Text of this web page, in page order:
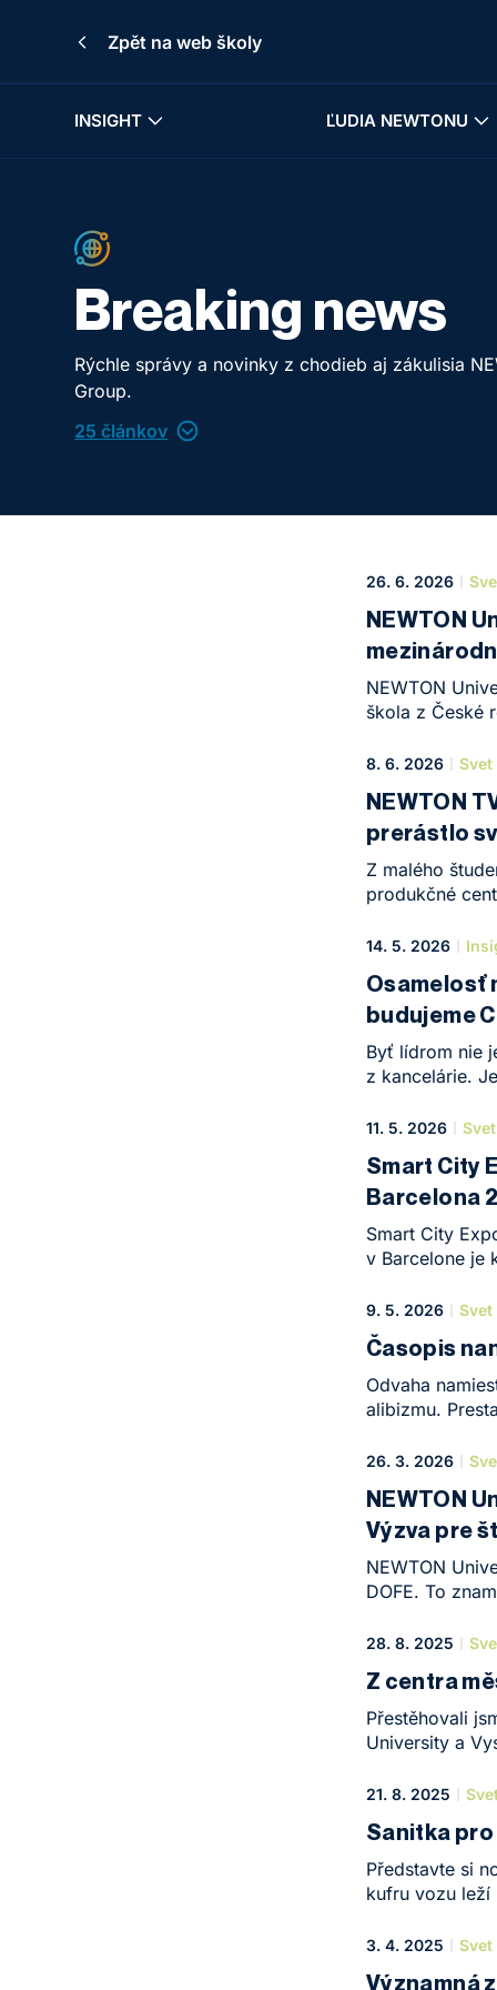
Zpět na web školy
INSIGHT ĽUDIA NEWTONU
Breaking news
Rýchle správy a novinky z chodieb aj zákulisia
Group.
25 článkov
26. 6. 2026
NEWTON
NEWTON
škola z České
Impact Ratings
školy. „Zařadili
nejen deklarují,
studentům,
mezinárodně
8. 6. 2026 Svet
NEWTON
prerástlo
Z malého
produkčné
špičková
moderné
audiovizuálnej
YouTube
14. 5. 2026
Osamelosť
budujeme
Byť lídrom nie
z kancelárie.
na psychickú
NEWTON
manažérskou
o
11. 5. 2026
Smart City
Barcelona
Smart City
v Barcelone je
ročník potvrdil
zdôrazňuje:
a algoritmov —
potenciálu.
9. 5. 2026 Svet
Časopis
Odvaha
alibizmu.
vlastnou
hodnotami
Vstúpte do
a zo študentov
zakladateľov
26. 3. 2026
NEWTON
Výzva pre
NEWTON
DOFE. To
ľudia z okolia
prekonávať
28. 8. 2025
Z centra
Přestěhovali
University a
budově v
který odráží,
21. 8. 2025
Sanitka
Představte si
kufru vozu leží
o scénu z
3. 4. 2025 Svet
Významná